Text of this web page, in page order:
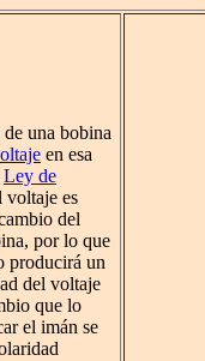
una bobina
en esa
Ley de
voltaje es
del
por lo que
producirá un
del voltaje
que lo
el imán se